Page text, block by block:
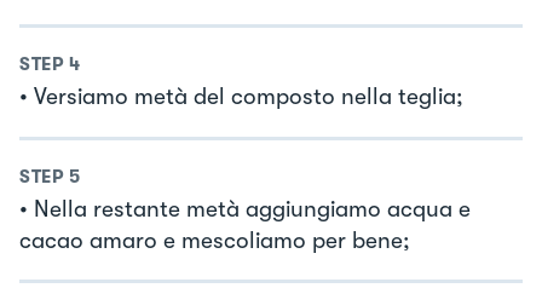
STEP 4
• Versiamo metà del composto nella teglia;
STEP 5
• Nella restante metà aggiungiamo acqua e
cacao amaro e mescoliamo per bene;